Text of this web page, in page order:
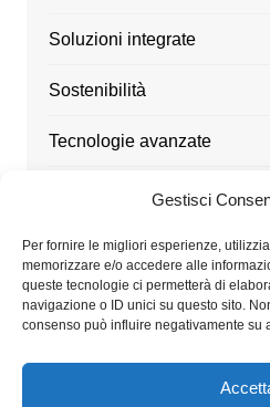
Gestisci
Per fornire le migliori esperienze,
memorizzare e/o accedere alle
queste tecnologie ci permetterà di
navigazione o ID unici su questo sito.
consenso può influire negativamente su
Soluzioni integrate
Sostenibilità
Tecnologie avanzate
Utensili